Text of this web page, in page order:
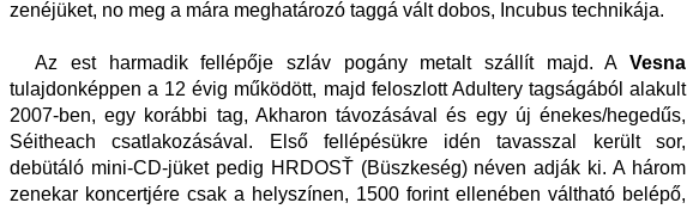
zenéjüket, no meg a mára meghatározó taggá vált dobos, Incubus technikája.
Az est harmadik fellépője szláv pogány metalt szállít majd. A Vesna
tulajdonképpen a 12 évig működött, majd feloszlott Adultery tagságából alakult
2007-ben, egy korábbi tag, Akharon távozásával és egy új énekes/hegedűs,
Séitheach csatlakozásával. Első fellépésükre idén tavasszal került sor,
debütáló mini-CD-jüket pedig HRDOSŤ (Büszkeség) néven adják ki. A három
zenekar koncertjére csak a helyszínen, 1500 forint ellenében váltható belépő,